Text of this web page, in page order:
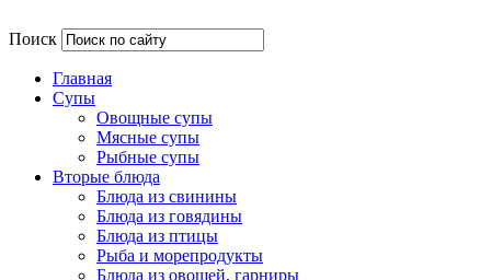
Поиск
Главная
Супы
Овощные супы
Мясные супы
Рыбные супы
Вторые блюда
Блюда из свинины
Блюда из говядины
Блюда из птицы
Рыба и морепродукты
Блюда из овощей, гарниры